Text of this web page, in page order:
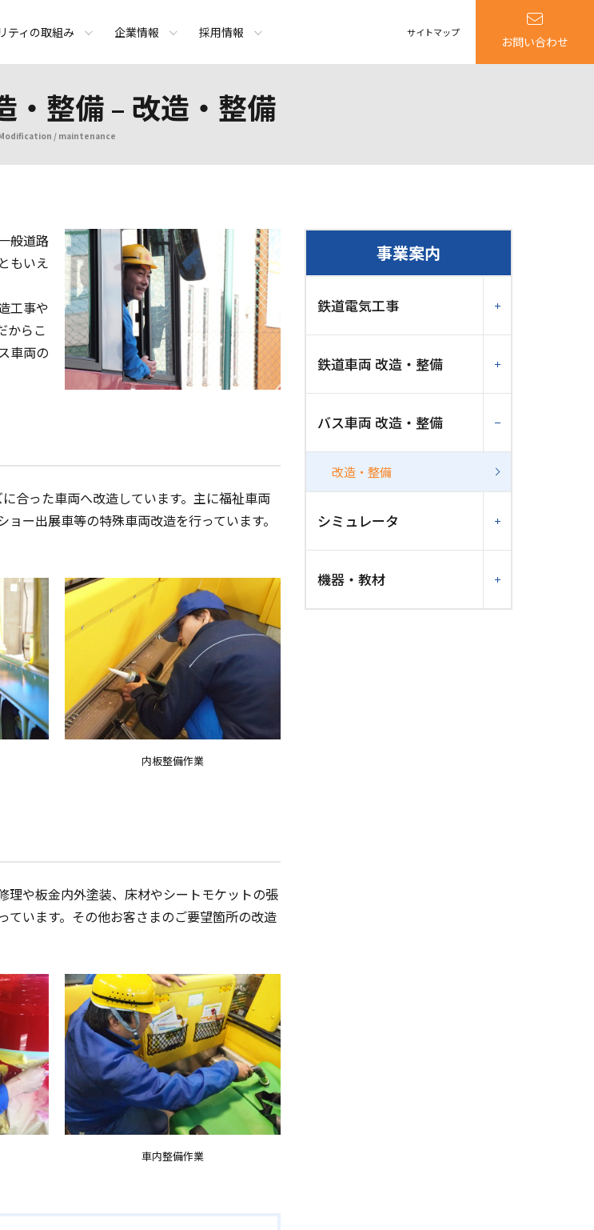
ティの取組み 企業情報 採用情報 サイトマップ
お問い合わせ
・整備 改造・整備
/ maintenance
般道路
もいえ
工事や
からこ
車両の
合った車両へ改造しています。主に福祉車両
ー出展車等の特殊車両改造を行っています。
内板整備作業
理や板金内外塗装、床材やシートモケットの張
ています。その他お客さまのご要望箇所の改造
車内整備作業
事業案内
鉄道電気工事
鉄道車両 改造・整備
バス車両 改造・整備
改造・整備
シミュレータ
機器・教材